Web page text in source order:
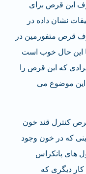
این قرص برای
نشان داده در
قرص متفورمین در
این حال خوب است
که این قرص را
موضوع می
کنترل قند خون
که در خون وجود
های پانکراس
دیگری که